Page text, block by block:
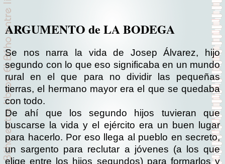
ARGUMENTO de LA BODEGA
Se nos narra la vida de Josep Álvarez, hijo
segundo con lo que eso significaba en un mundo
rural en el que para no dividir las pequeñas
tierras, el hermano mayor era el que se quedaba
con todo.
De ahí que los segundo hijos tuvieran que
buscarse la vida y el ejército era un buen lugar
para hacerlo. Por eso llega al pueblo en secreto,
un sargento para reclutar a jóvenes (a los que
elige entre los hijos segundos) para formarlos y